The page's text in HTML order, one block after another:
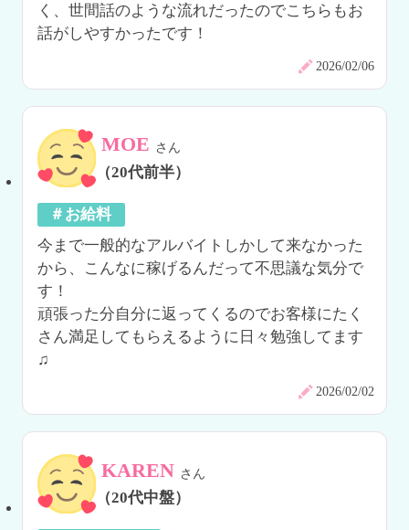
く、世間話のような流れだったのでこちらもお
話がしやすかったです！
2026/02/06
MOE さん
（20代前半）
＃お給料
今まで一般的なアルバイトしかして来なかった
から、こんなに稼げるんだって不思議な気分で
す！
頑張った分自分に返ってくるのでお客様にたく
さん満足してもらえるように日々勉強してます
♫
2026/02/02
KAREN さん
（20代中盤）